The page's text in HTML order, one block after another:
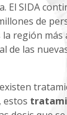
El SIDA
de
región más
de las
estos